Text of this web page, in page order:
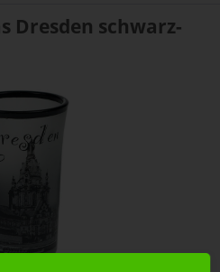
Dresden schwarz-